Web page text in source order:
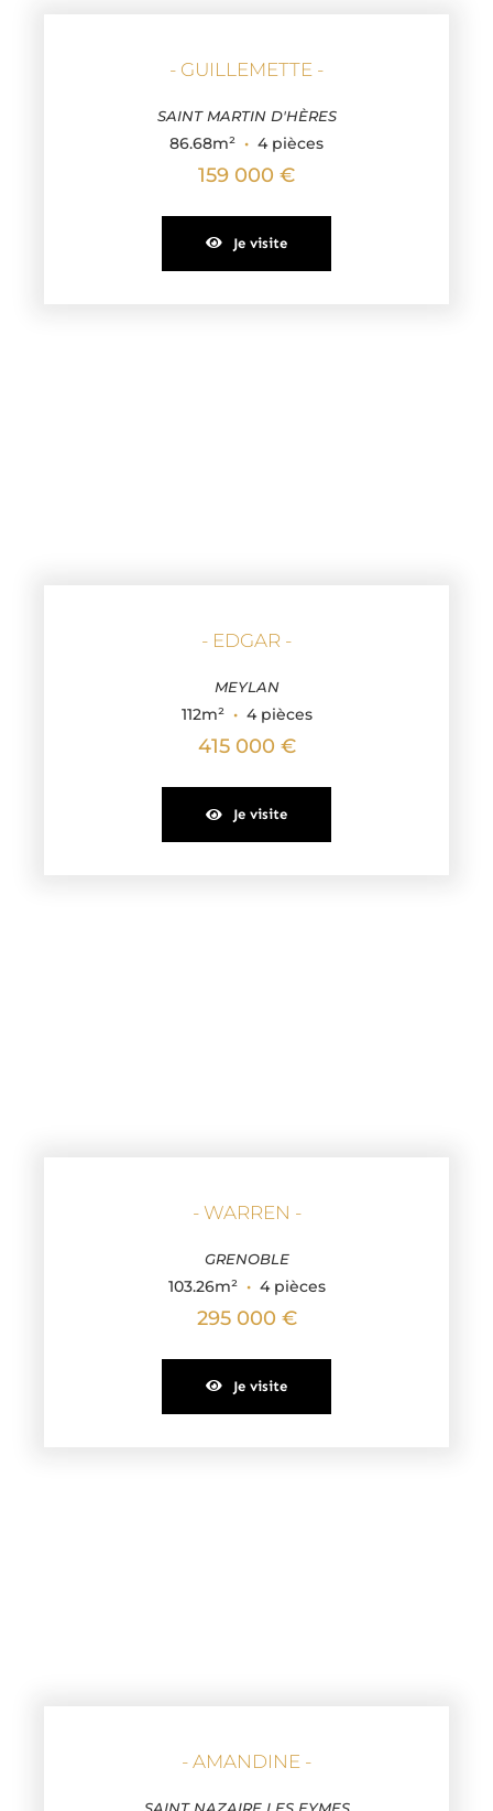
- GUILLEMETTE -
SAINT MARTIN D'HÈRES
86.68m² · 4 pièces
159 000 €
Je visite
- EDGAR -
MEYLAN
112m² · 4 pièces
415 000 €
Je visite
- WARREN -
GRENOBLE
103.26m² · 4 pièces
295 000 €
Je visite
- AMANDINE -
SAINT NAZAIRE LES EYMES